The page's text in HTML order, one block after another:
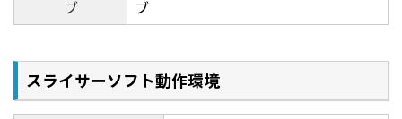
ブ
ブ
スライサーソフト動作環境